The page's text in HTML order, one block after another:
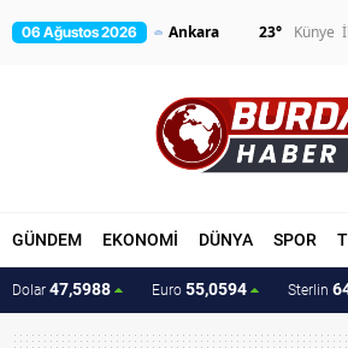
06 Ağustos 2026 23° Künye
GÜNDEM EKONOMİ DÜNYA SPOR
Dolar 47,5988 Euro 55,0594 Sterlin